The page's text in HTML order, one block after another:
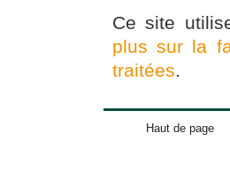
Ce site
plus sur la
traitées.
Haut de page